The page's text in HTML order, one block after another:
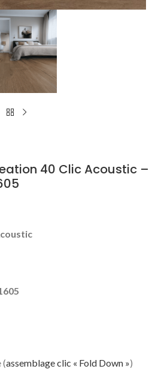
40 Clic Acoustic –
(assemblage clic « Fold Down »)